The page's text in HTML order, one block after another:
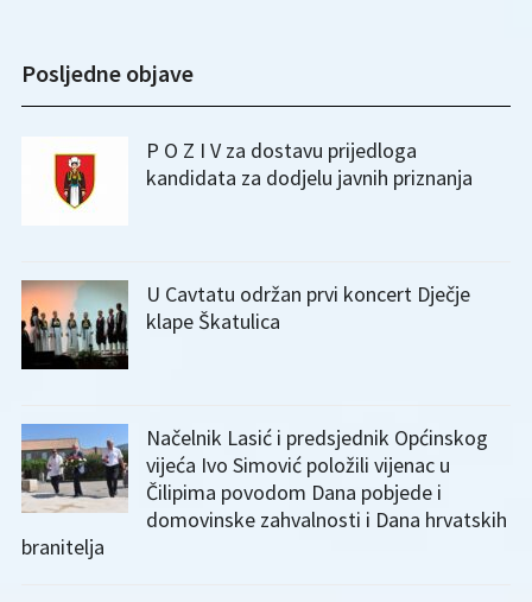
Posljedne objave
P O Z I V za dostavu prijedloga
kandidata za dodjelu javnih priznanja
U Cavtatu održan prvi koncert Dječje
klape Škatulica
Načelnik Lasić i predsjednik Općinskog
vijeća Ivo Simović položili vijenac u
Čilipima povodom Dana pobjede i
domovinske zahvalnosti i Dana hrvatskih
branitelja